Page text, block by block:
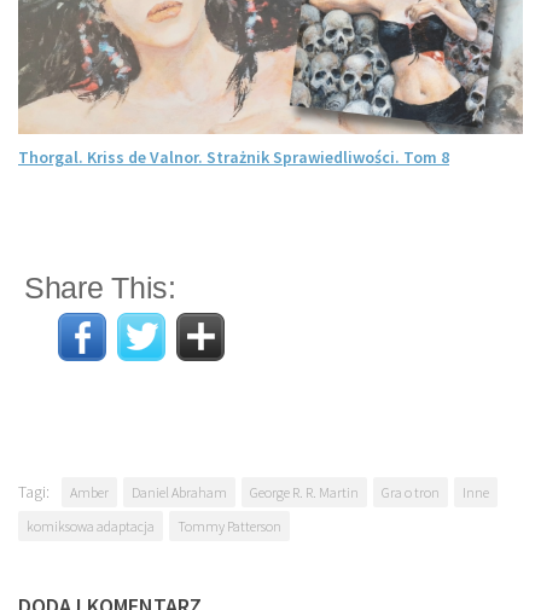
Thorgal. Kriss de Valnor. Strażnik Sprawiedliwości. Tom 8
Share This:
Tagi: Amber Daniel Abraham George R. R. Martin Gra o tron
Inne
komiksowa adaptacja
Tommy Patterson